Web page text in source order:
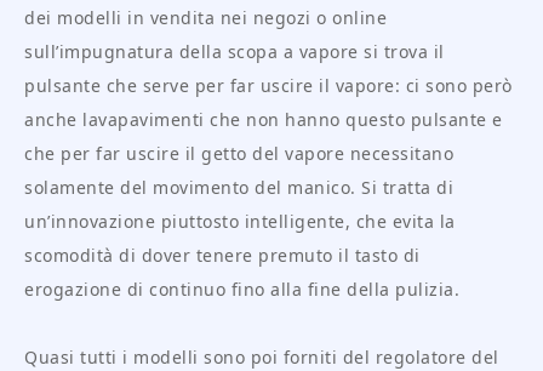
dei modelli in vendita nei negozi o online
sull’impugnatura della scopa a vapore si trova il
pulsante che serve per far uscire il vapore: ci sono però
anche lavapavimenti che non hanno questo pulsante e
che per far uscire il getto del vapore necessitano
solamente del movimento del manico. Si tratta di
un’innovazione piuttosto intelligente, che evita la
scomodità di dover tenere premuto il tasto di
erogazione di continuo fino alla fine della pulizia.
Quasi tutti i modelli sono poi forniti del regolatore del